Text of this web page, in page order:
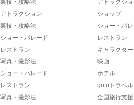
裏技・攻略法
アトラクション
裏技・攻略法
ショー・パレード
レストラン
写真・撮影法
ショー・パレード
レストラン
写真・撮影法
アトラクシ
ショップ
ショー・パ
レストラン
キャラクター
映画
ホテル
gotoトラベル
全国旅行支援